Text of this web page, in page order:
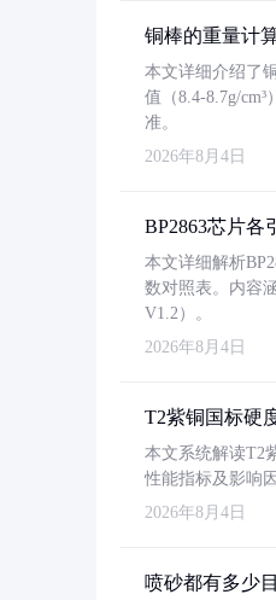
铜棒的重量计
本文详细介绍了
值（8.4-8.7g/
准。
2026年8月4日
BP2863芯片各
本文详细解析
数对照表。内容
V1.2）。
2026年8月4日
T2紫铜国标硬
本文系统解读T2
性能指标及影响
2026年8月4日
喷砂都有多少目